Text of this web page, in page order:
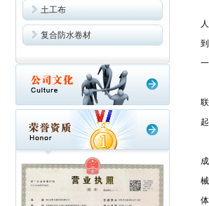
土工布
复合防水卷材
体